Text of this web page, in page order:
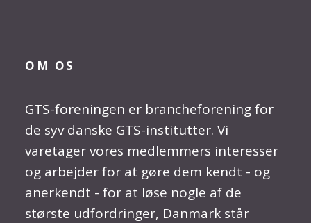
OM OS
GTS-foreningen er brancheforening for
de syv danske GTS-institutter. Vi
varetager vores medlemmers interesser
og arbejder for at gøre dem kendt - og
anerkendt - for at løse nogle af de
største udfordringer, Danmark står